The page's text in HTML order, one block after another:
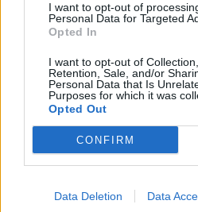
I want to opt-out of
Personal Data for Targeted
Opted In
I want to opt-out of
Retention, Sale, and/or
Personal Data that Is
Purposes for which it was
Opted Out
CONFIRM
Data Deletion Data
Zjarr në Gjirokastër/
Izolohet flaka në mal,
shkrumbohen 3 hektarë
me shkurre e barishte në
kufirin mes Golemit dhe
Progonatit
të fundit
Milanit,